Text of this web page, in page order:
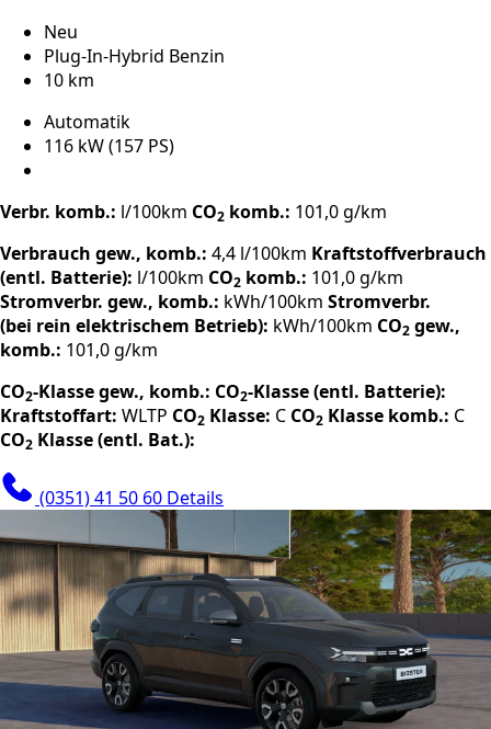
Neu
Plug-In-Hybrid Benzin
10 km
Automatik
116 kW (157 PS)
Verbr. komb.: l/100km CO2 komb.: 101,0 g/km
Verbrauch gew., komb.: 4,4 l/100km Kraftstoffverbrauch
(entl. Batterie): l/100km CO2 komb.: 101,0 g/km
Stromverbr. gew., komb.: kWh/100km Stromverbr.
(bei rein elektrischem Betrieb): kWh/100km CO2 gew.,
komb.: 101,0 g/km
CO2-Klasse gew., komb.: CO2-Klasse (entl. Batterie):
Kraftstoffart: WLTP CO2 Klasse: C CO2 Klasse komb.: C
CO2 Klasse (entl. Bat.):
(0351) 41 50 60 Details